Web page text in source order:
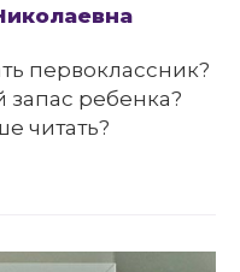
первоклассник?
запас ребенка?
читать?